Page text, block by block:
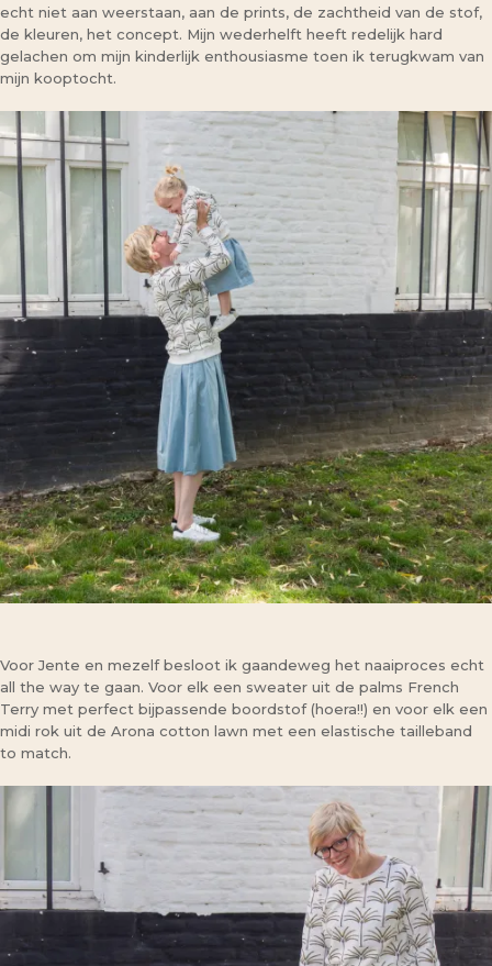
echt niet aan weerstaan, aan de prints, de zachtheid van de stof,
de kleuren, het concept. Mijn wederhelft heeft redelijk hard
gelachen om mijn kinderlijk enthousiasme toen ik terugkwam van
mijn kooptocht.
Voor Jente en mezelf besloot ik gaandeweg het naaiproces echt
all the way te gaan. Voor elk een sweater uit de palms French
Terry met perfect bijpassende boordstof (hoera!!) en voor elk een
midi rok uit de Arona cotton lawn met een elastische tailleband
to match.